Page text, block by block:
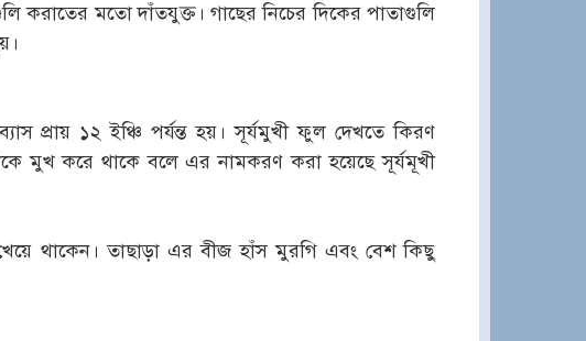
করাতের মতো দাঁতযুক্ত। গাছের নিচের দিকের পাতাগুলি
প্রায় ১২ ইঞ্চি পর্যন্ত হয়। সূর্যমুখী ফুল দেখতে কিরণ
মুখ করে থাকে বলে এর নামকরণ করা হয়েছে সূর্যমূখী
থাকেন। তাছাড়া এর বীজ হাঁস মুরগি এবং বেশ কিছু